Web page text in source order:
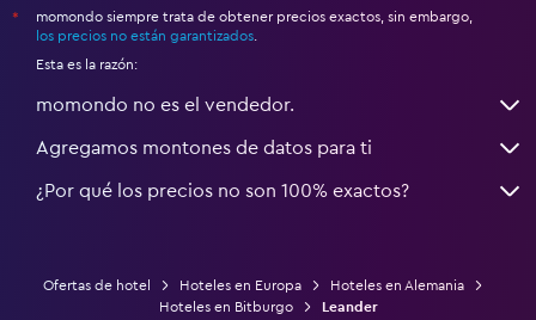
*
momondo siempre trata de obtener precios exactos, sin embargo,
los precios no están garantizados
Esta es la razón:
momondo no es el vendedor.
Agregamos montones de datos para ti
¿Por qué los precios no son 100% exactos?
Ofertas de hotel Hoteles en Europa
Hoteles en Alemania
Hoteles en Bitburgo
Leander